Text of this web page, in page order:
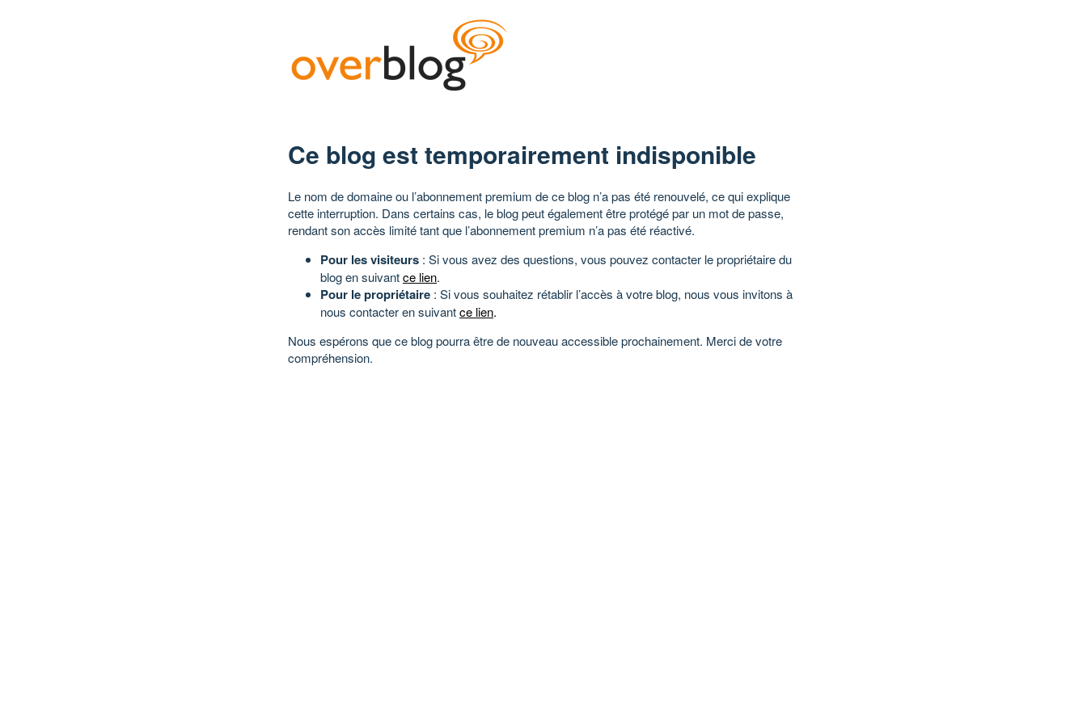
Ce blog est temporairement indisponible
Le nom de domaine ou l’abonnement premium de ce blog n’a pas été renouvelé, ce qui explique
cette interruption. Dans certains cas, le blog peut également être protégé par un mot de passe,
rendant son accès limité tant que l’abonnement premium n’a pas été réactivé.
Pour les visiteurs : Si vous avez des questions, vous pouvez contacter le propriétaire du
blog en suivantce lien.
Pour le propriétaire : Si vous souhaitez rétablir l’accès à votre blog, nous vous invitons à
nous contacter en suivantce lien.
Nous espérons que ce blog pourra être de nouveau accessible prochainement. Merci de votre
compréhension.